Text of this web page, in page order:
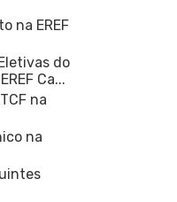
na EREF
do
Ca...
na
na